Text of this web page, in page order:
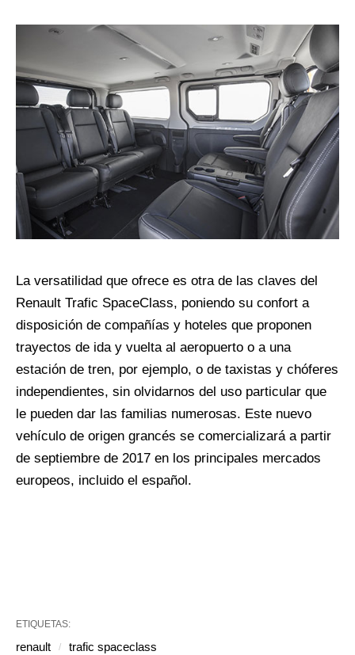
La versatilidad que ofrece es otra de las claves del
Renault Trafic SpaceClass, poniendo su confort a
disposición de compañías y hoteles que proponen
trayectos de ida y vuelta al aeropuerto o a una
estación de tren, por ejemplo, o de taxistas y chóferes
independientes, sin olvidarnos del uso particular que
le pueden dar las familias numerosas. Este nuevo
vehículo de origen grancés se comercializará a partir
de septiembre de 2017 en los principales mercados
europeos, incluido el español.
ETIQUETAS:
renault trafic spaceclass